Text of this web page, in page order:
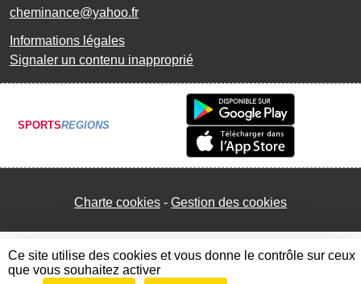
cheminance@yahoo.fr
Informations légales
Signaler un contenu inapproprié
SPORTSREGIONS
Charte cookies Gestion des cookies
Ce site utilise des cookies et vous donne le contrôle sur ceux
que vous souhaitez activer